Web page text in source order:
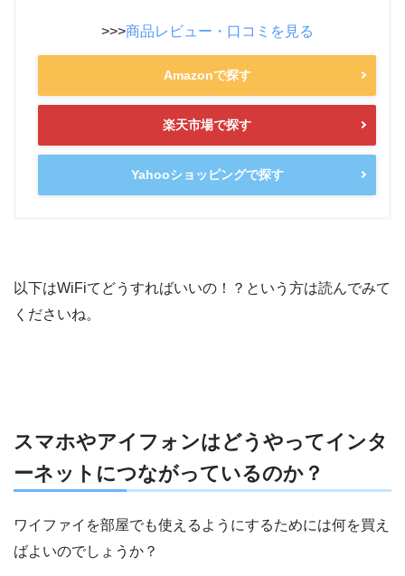
>>>商品レビュー・口コミを見る
Amazonで探す
楽天市場で探す
Yahooショッピングで探す
以下はWiFiてどうすればいいの！？という方は読んでみて
くださいね。
スマホやアイフォンはどうやってインタ
ーネットにつながっているのか？
ワイファイを部屋でも使えるようにするためには何を買え
ばよいのでしょうか？